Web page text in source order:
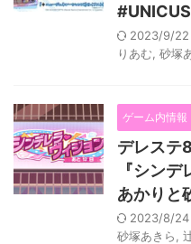
2023/9/22
りあむ 砂塚
ゲーム内情報
デレステ
『シン
あかりと
2023/8/24
砂塚あきら